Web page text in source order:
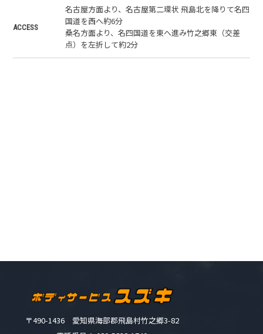
ACCESS
名古屋方面より、名古屋第二環状 飛島北を降りて名四
国道を西へ約6分
桑名方面より、名四国道を東へ進み竹之郷東（交差
点）を左折して約2分
〒490-1436 愛知県海部郡飛島村竹之郷3-82